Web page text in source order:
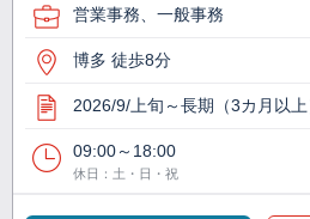
営業事務、一般事務
博多 徒歩8分
2026/9/上旬～長期（3カ月以上
09:00～18:00
休日：土・日・祝